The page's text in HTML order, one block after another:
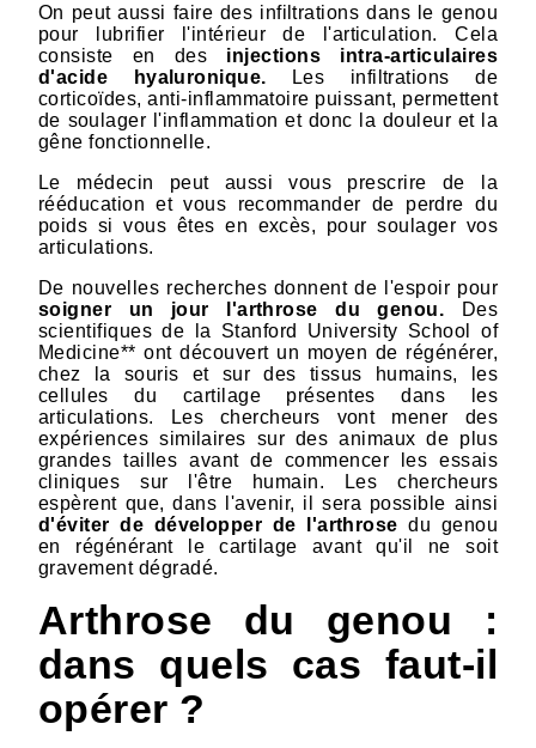
On peut aussi faire des infiltrations dans le genou
pour lubrifier l'intérieur de l'articulation. Cela
consiste en des injections intra-articulaires
d'acide hyaluronique. Les infiltrations de
corticoïdes, anti-inflammatoire puissant, permettent
de soulager l'inflammation et donc la douleur et la
gêne fonctionnelle.
Le médecin peut aussi vous prescrire de la
rééducation et vous recommander de perdre du
poids si vous êtes en excès, pour soulager vos
articulations.
De nouvelles recherches donnent de l'espoir pour
soigner un jour l'arthrose du genou. Des
scientifiques de la Stanford University School of
Medicine** ont découvert un moyen de régénérer,
chez la souris et sur des tissus humains, les
cellules du cartilage présentes dans les
articulations. Les chercheurs vont mener des
expériences similaires sur des animaux de plus
grandes tailles avant de commencer les essais
cliniques sur l'être humain. Les chercheurs
espèrent que, dans l'avenir, il sera possible ainsi
d'éviter de développer de l'arthrosedu genou
en régénérant le cartilage avant qu'il ne soit
gravement dégradé.
Arthrose du genou :
dans quels cas faut-il
opérer ?